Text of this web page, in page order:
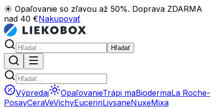
☀️ Opaľovanie so zľavou až 50%. Doprava ZDARMA
nad 40 €Nakupovať
Hľadať
Výpredaj OpaľovanieTrápi maBiodermaLa Roche-
PosayCeraVeVichyEucerinLivsaneNuxeMixa